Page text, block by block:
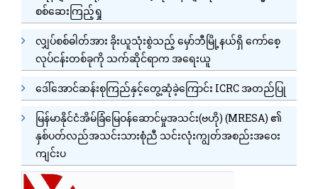
စစ်ဆေးကြည့်ရှု
လျှပ်စစ်ဓါတ်အား ခိုးယူသုံးစွဲသည့် မှော်ဘီမြို့နယ်ရှိ ကော်စေ့
လုပ်ငန်းတစ်ခုကို သက်ဆိုင်ရာက အရေးယူ
ဒေါ်အောင်ဆန်းစုကြည်နှင့်တွေ့ဆုံခဲ့ကြောင်း ICRC အတည်ပြု
မြန်မာနိုင်ငံအိမ်ခြံမြေဝန်ဆောင်မှုအသင်း(ဗဟို) (MRESA) ၏
နှစ်ပတ်လည်အသင်းသားစုံညီ သင်းလုံးကျွတ်အစည်းအဝေး
ကျင်းပ